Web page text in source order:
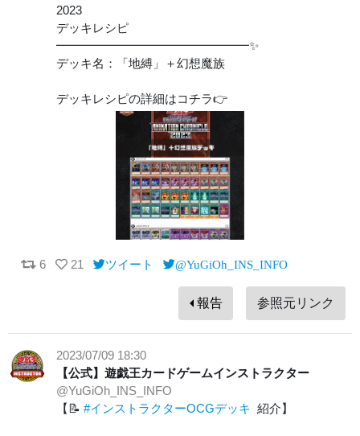
2023
デッキレシピ
━━━━━━━━━━━━━━━━✨
デッキ名：「地縛」＋幻想魔族
デッキレシピの詳細はコチラ👉
6 21 ツイート @YuGiOh_INS_INFO
報告 参照元リンク
2023/07/09 18:30
【公式】遊戯王カードゲームインストラクター
@YuGiOh_INS_INFO
【📝 #インストラクターOCGデッキ 紹介】